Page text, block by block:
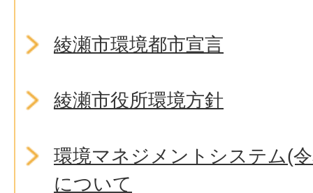
綾瀬市環境都市宣言
綾瀬市役所環境方針
環境マネジメントシステム(
について